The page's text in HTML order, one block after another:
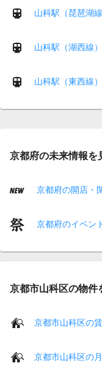
山科駅（琵琶湖
山科駅（湖西線
山科駅（東西線
京都府の未来情報を
京都府の開店・
京都府のイベン
京都市山科区の物件
京都市山科区の
京都市山科区の